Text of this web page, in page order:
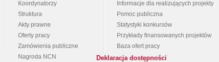
Koordynatorzy
Struktura
Akty prawne
Oferty pracy
Zamówienia publiczne
Nagroda NCN
Informacje dla realizujących projekty
Pomoc publiczna
Statystyki konkursów
Przykłady finansowanych projektów
Baza ofert pracy
Deklaracja dostępności